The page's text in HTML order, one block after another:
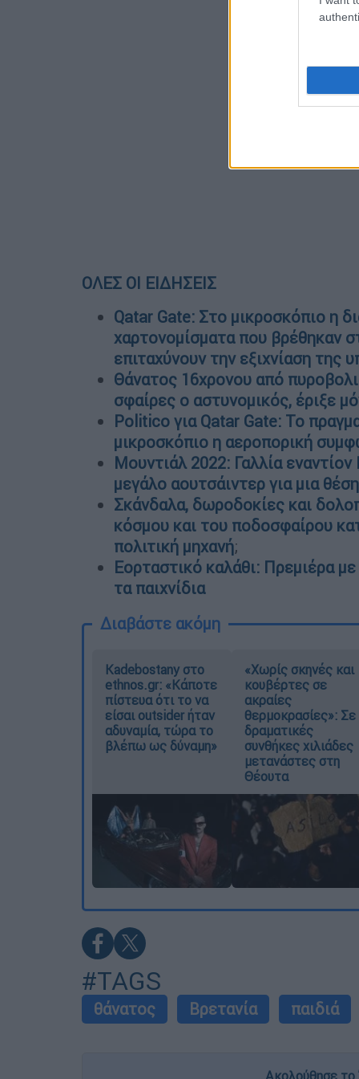
ΟΛΕΣ ΟΙ ΕΙΔΗΣΕΙΣ
Qatar Gate: Στο μικροσκόπιο η
χαρτονομίσματα που βρέθηκαν
επιταχύνουν την εξιχνίαση της
Θάνατος 16χρονου από
σφαίρες ο αστυνομικός, έριξε
Politico για Qatar Gate: Το
μικροσκόπιο η αεροπορική
Μουντιάλ 2022: Γαλλία
μεγάλο αουτσάιντερ για μια
Σκάνδαλα, δωροδοκίες και
κόσμου και του ποδοσφαίρου
πολιτική μηχανή;
Εορταστικό καλάθι: Πρεμιέρα
τα παιχνίδια
Διαβάστε ακόμη
Kadebostany στο
ethnos.gr: «Κάποτε
πίστευα ότι το να
είσαι outsider ήταν
αδυναμία, τώρα το
βλέπω ως δύναμη»
«Χωρίς σκηνές και
κουβέρτες σε
ακραίες
θερμοκρασίες»: Σε
δραματικές
συνθήκες χιλιάδες
μετανάστες στη
Θέουτα
#TAGS
θάνατος Βρετανία παιδιά